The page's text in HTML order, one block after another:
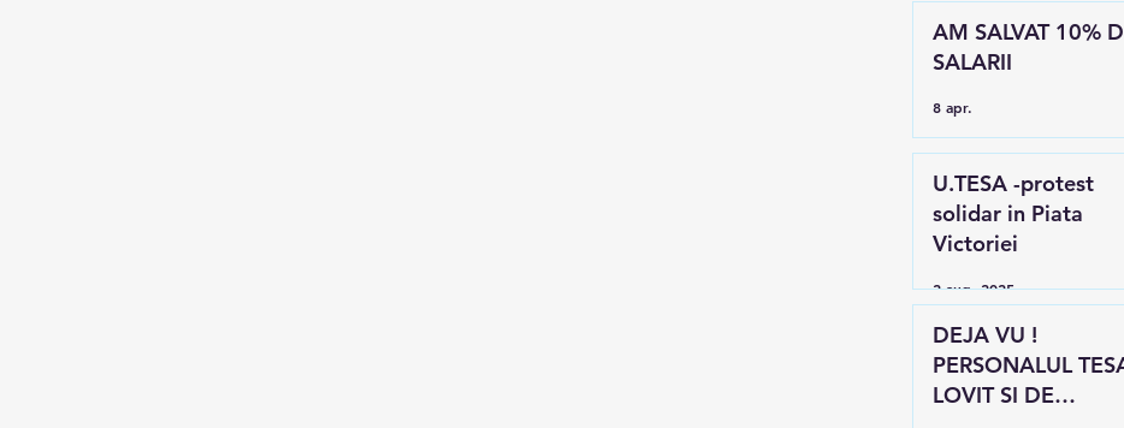
AM SALVAT 10%
SALARII
8 apr.
U.TESA -protest
solidar in Piata
Victoriei
2 aug. 2025
DEJA VU !
PERSONALUL
LOVIT SI DE